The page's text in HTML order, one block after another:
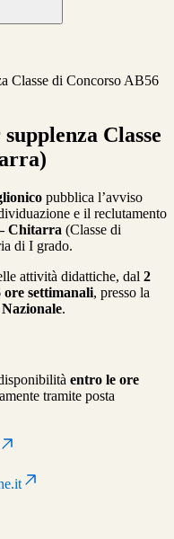
Classe di Concorso AB56
Classe
pubblica l’avviso
e il reclutamento
Chitarra (Classe di
di I grado.
attività didattiche, dal 2
ore settimanali, presso la
.
entro le ore
tramite posta